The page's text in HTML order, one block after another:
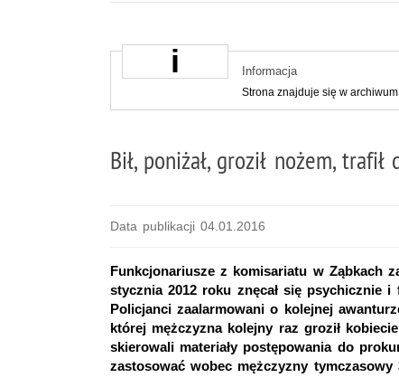
Informacja
Strona znajduje się w archiwum.
Bił, poniżał, groził nożem, trafił
Data publikacji 04.01.2016
Funkcjonariusze z komisariatu w Ząbkach
stycznia 2012 roku znęcał się psychicznie
Policjanci zaalarmowani o kolejnej
której mężczyzna kolejny raz groził
skierowali materiały postępowania do
zastosować wobec mężczyzny tymczasowy